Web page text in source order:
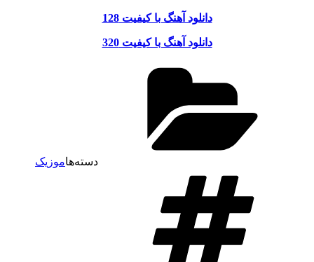
دانلود آهنگ با کیفیت 128
دانلود آهنگ با کیفیت 320
دسته‌هاموزیک